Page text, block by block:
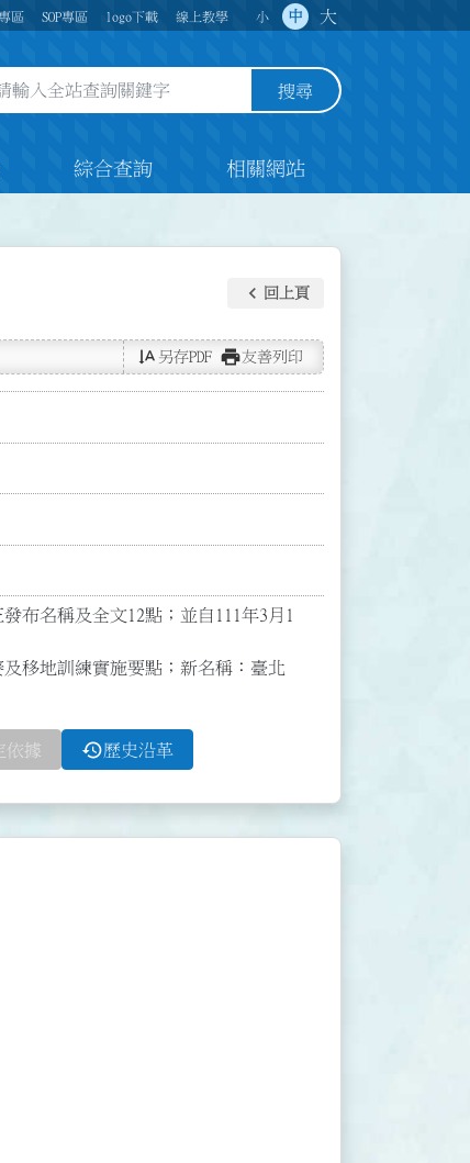
區 SOP專區 logo下載 線上教學 小 中 大
站查詢關鍵字欄位 搜尋
綜合查詢 相關網站
keyboard_arrow_left 回上頁
text_rotate_vertical 另存PDF print友善列印
布名稱及全文12點；並自111年3月1
移地訓練實施要點；新名稱：臺北
依據 history歷史沿革